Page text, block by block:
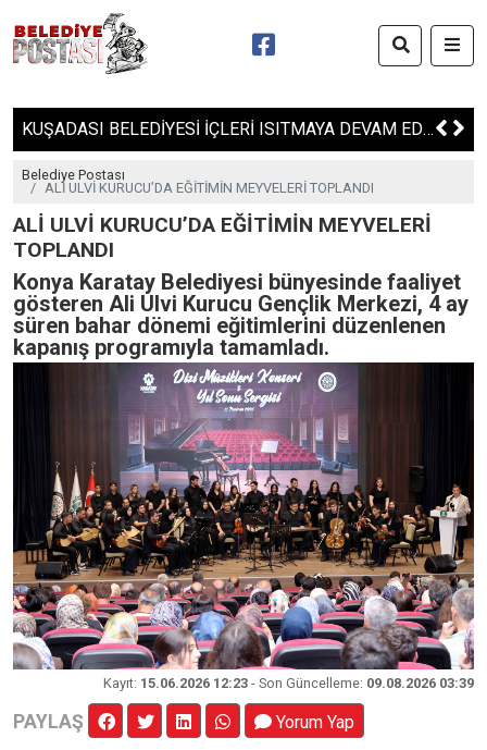
KUŞADASI BELEDİYESİ İÇLERİ ISITMAYA DEVAM EDİYOR
Belediye Postası
ALİ ULVİ KURUCU’DA EĞİTİMİN MEYVELERİ TOPLANDI
ALİ ULVİ KURUCU’DA EĞİTİMİN MEYVELERİ
TOPLANDI
Konya Karatay Belediyesi bünyesinde faaliyet
gösteren Ali Ulvi Kurucu Gençlik Merkezi, 4 ay
süren bahar dönemi eğitimlerini düzenlenen
kapanış programıyla tamamladı.
Kayıt: 15.06.2026 12:23 - Son Güncelleme: 09.08.2026 03:39
PAYLAŞ Yorum Yap